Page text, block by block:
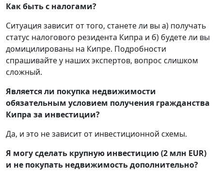
Как быть с налогами?
Ситуация зависит от того, станете ли вы а) получать
статус налогового резидента Кипра и б) будете ли вы
домицилированы на Кипре. Подробности
спрашивайте у наших экспертов, вопрос слишком
сложный.
Является ли покупка недвижимости
обязательным условием получения гражданства
Кипра за инвестиции?
Да, и это не зависит от инвестиционной схемы.
Я могу сделать крупную инвестицию (2 млн EUR)
и не покупать недвижимость дополнительно?